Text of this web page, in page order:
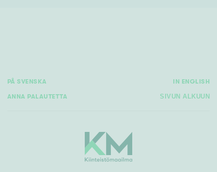
PÅ SVENSKA IN ENGLISH
ANNA PALAUTETTA SIVUN ALKUUN